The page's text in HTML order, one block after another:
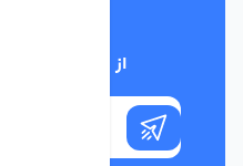
از تخفیف‌های